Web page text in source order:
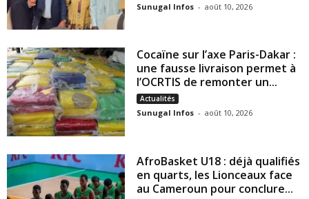
Sunugal Infos - août 10, 2026
Cocaïne sur l’axe Paris-Dakar :
une fausse livraison permet à
l’OCRTIS de remonter un...
Actualités
Sunugal Infos - août 10, 2026
AfroBasket U18 : déjà qualifiés
en quarts, les Lionceaux face
au Cameroun pour conclure...